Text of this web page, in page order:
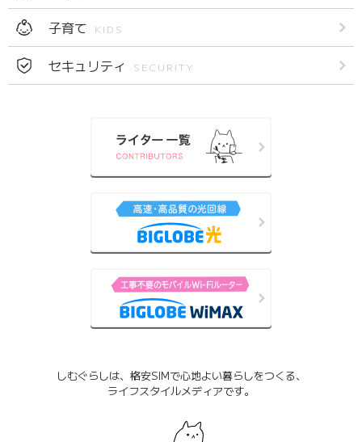
子育て KIDS
セキュリティ SECURITY
しむぐらしは、格安SIMで心地よい暮らしをつくる、
ライフスタイルメディアです。